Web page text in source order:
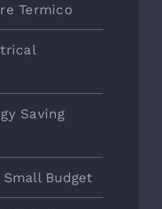
Termico
Saving
Budget